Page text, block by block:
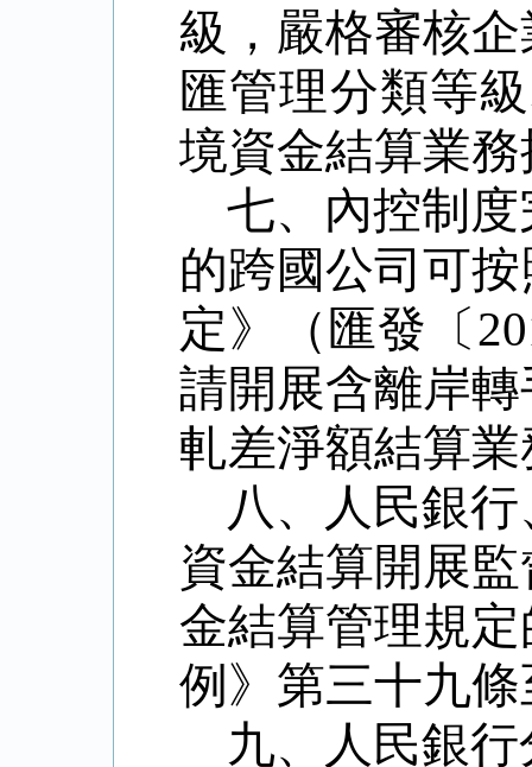
級，嚴格審核
匯管理分類等
境資金結算業
七、內控制
的跨國公司可
定》（匯發〔
請開展含離岸
軋差淨額結算
八、人民銀
資金結算開展
金結算管理規
例》第三十九
九、人民銀